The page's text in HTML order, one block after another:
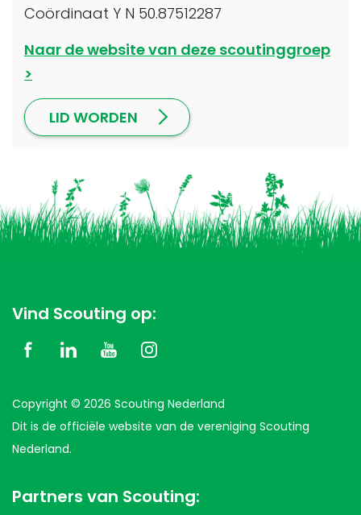
Coördinaat Y N 50.87512287
Naar de website van deze scoutinggroep
LID WORDEN
Vind Scouting op:
Copyright © 2026 Scouting Nederland
Dit is de officiële website van de vereniging Scouting
Nederland.
Partners van Scouting: